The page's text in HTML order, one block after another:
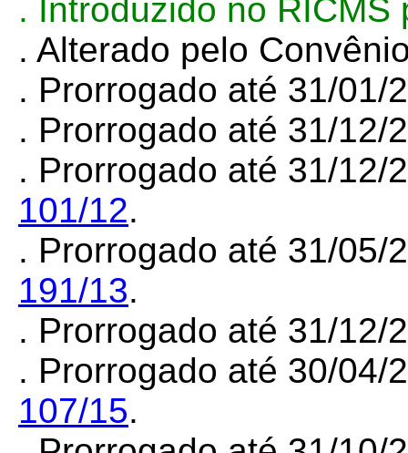
. Introduzido no
. Alterado pelo
. Prorrogado até 31/
. Prorrogado até 31/12/
. Prorrogado até 31/12/
101/12.
. Prorrogado até 31/05/
191/13.
. Prorrogado até 31/
. Prorrogado até 30/04/
107/15.